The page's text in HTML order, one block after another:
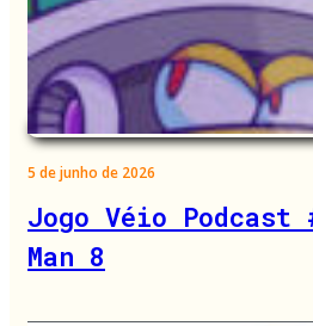
5 de junho de 2026
Jogo Véio Podcast
Man 8